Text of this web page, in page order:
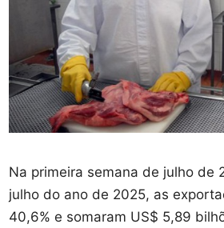
Na primeira semana de julho de
julho do ano de 2025, as
40,6% e somaram US$ 5,89